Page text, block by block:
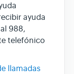
ayuda
988,
telefónico
llamadas